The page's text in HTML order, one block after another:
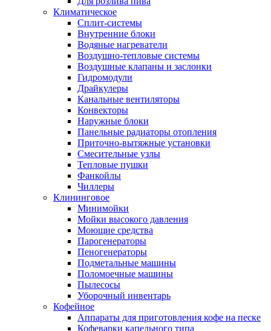
Климатическое
Сплит-системы
Внутренние блоки
Водяные нагреватели
Воздушно-тепловые системы
Воздушные клапаны и заслонки
Гидромодули
Драйкулеры
Канальные вентиляторы
Конвекторы
Наружные блоки
Панельные радиаторы отопления
Приточно-вытяжные установки
Смесительные узлы
Тепловые пушки
Фанкойлы
Чиллеры
Клининговое
Минимойки
Мойки высокого давления
Моющие средства
Парогенераторы
Пеногенераторы
Подметальные машины
Поломоечные машины
Пылесосы
Уборочный инвентарь
Кофейное
Аппараты для приготовления кофе на песке
Кофеварки капельного типа